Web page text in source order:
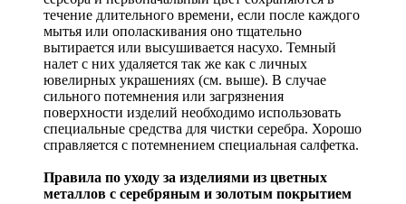
течение длительного времени, если после каждого
мытья или ополаскивания оно тщательно
вытирается или высушивается насухо. Темный
налет с них удаляется так же как с личных
ювелирных украшениях (см. выше). В случае
сильного потемнения или загрязнения
поверхности изделий необходимо использовать
специальные средства для чистки серебра. Хорошо
справляется с потемнением специальная салфетка.
Правила по уходу за изделиями из цветных
металлов с серебряным и золотым покрытием